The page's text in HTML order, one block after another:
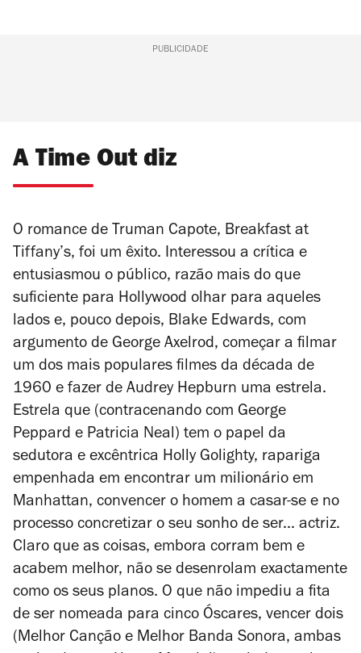
PUBLICIDADE
A Time Out diz
O romance de Truman Capote, Breakfast at
Tiffany’s, foi um êxito. Interessou a crítica e
entusiasmou o público, razão mais do que
suficiente para Hollywood olhar para aqueles
lados e, pouco depois, Blake Edwards, com
argumento de George Axelrod, começar a filmar
um dos mais populares filmes da década de
1960 e fazer de Audrey Hepburn uma estrela.
Estrela que (contracenando com George
Peppard e Patricia Neal) tem o papel da
sedutora e excêntrica Holly Golighty, rapariga
empenhada em encontrar um milionário em
Manhattan, convencer o homem a casar-se e no
processo concretizar o seu sonho de ser... actriz.
Claro que as coisas, embora corram bem e
acabem melhor, não se desenrolam exactamente
como os seus planos. O que não impediu a fita
de ser nomeada para cinco Óscares, vencer dois
(Melhor Canção e Melhor Banda Sonora, ambas